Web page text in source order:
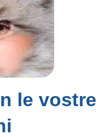
le vostre